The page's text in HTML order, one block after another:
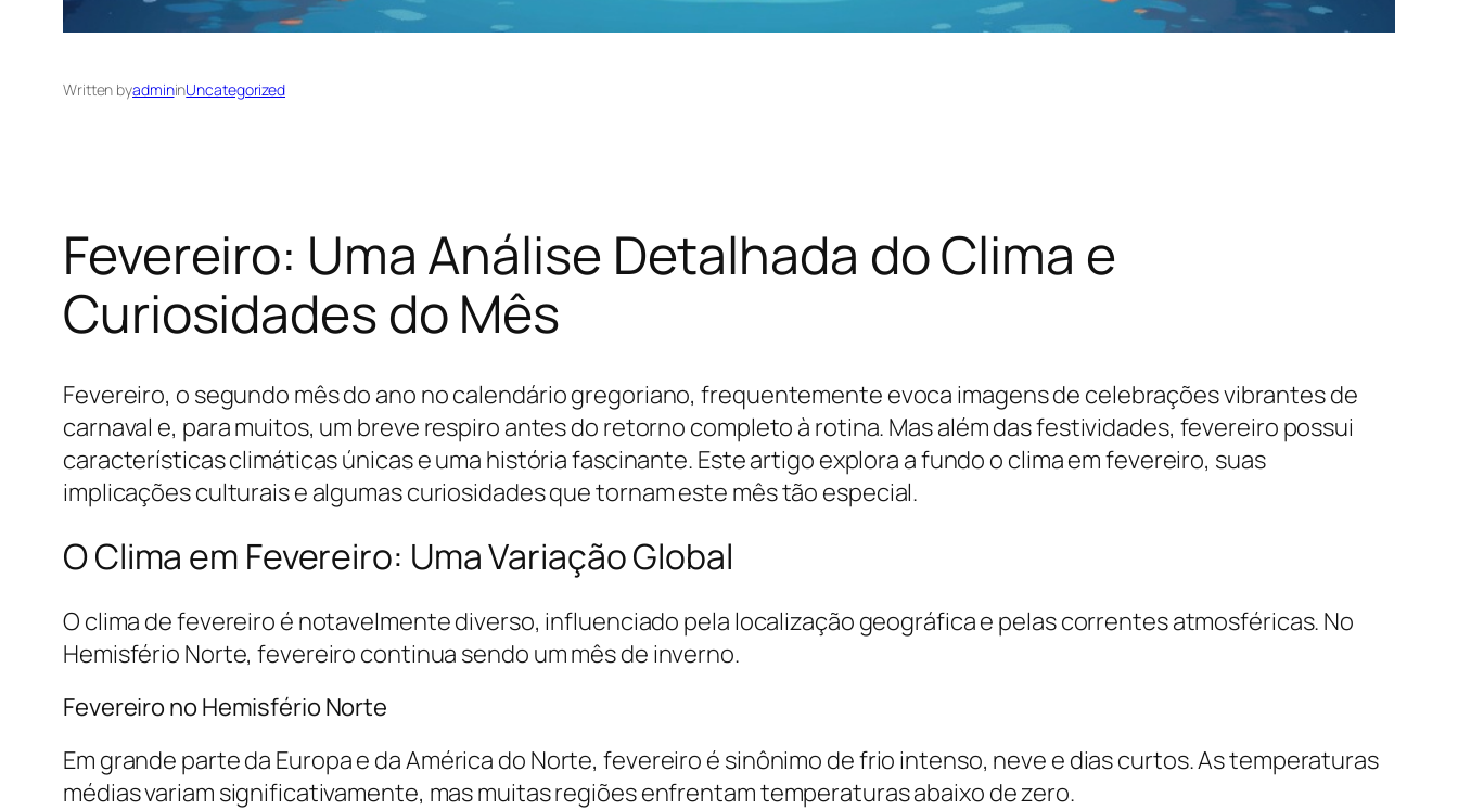
Written byadmininUncategorized
Fevereiro: Uma Análise Detalhada do Clima e
Curiosidades do Mês
Fevereiro, o segundo mês do ano no calendário gregoriano, frequentemente evoca imagens de celebrações vibrantes de
carnaval e, para muitos, um breve respiro antes do retorno completo à rotina. Mas além das festividades, fevereiro possui
características climáticas únicas e uma história fascinante. Este artigo explora a fundo o clima em fevereiro, suas
implicações culturais e algumas curiosidades que tornam este mês tão especial.
O Clima em Fevereiro: Uma Variação Global
O clima de fevereiro é notavelmente diverso, influenciado pela localização geográfica e pelas correntes atmosféricas. No
Hemisfério Norte, fevereiro continua sendo um mês de inverno.
Fevereiro no Hemisfério Norte
Em grande parte da Europa e da América do Norte, fevereiro é sinônimo de frio intenso, neve e dias curtos. As temperaturas
médias variam significativamente, mas muitas regiões enfrentam temperaturas abaixo de zero.